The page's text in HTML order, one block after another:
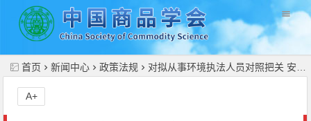
首页 新闻中心 政策法规 对拟从事环境执法人员对照把关 安徽省长丰县环保局完善人员管理机制 夯实执法队伍建设
A+